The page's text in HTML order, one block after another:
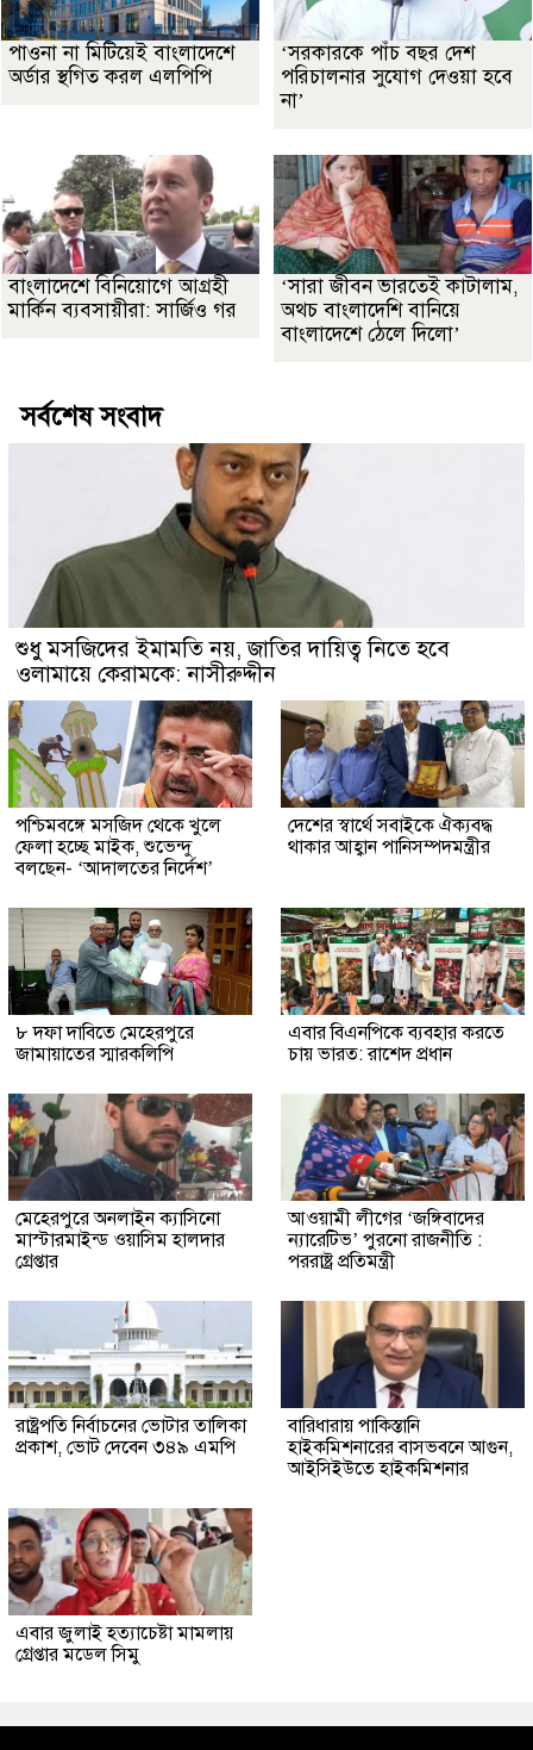
পাওনা না মিটিয়েই বাংলাদেশে
অর্ডার স্থগিত করল এলপিপি
‘সরকারকে পাঁচ বছর দেশ
পরিচালনার সুযোগ দেওয়া হবে
না’
বাংলাদেশে বিনিয়োগে আগ্রহী
মার্কিন ব্যবসায়ীরা: সার্জিও গর
‘সারা জীবন ভারতেই কাটালাম,
অথচ বাংলাদেশি বানিয়ে
বাংলাদেশে ঠেলে দিলো’
সর্বশেষ সংবাদ
শুধু মসজিদের ইমামতি নয়, জাতির দায়িত্ব নিতে হবে
ওলামায়ে কেরামকে: নাসীরুদ্দীন
পশ্চিমবঙ্গে মসজিদ থেকে খুলে
ফেলা হচ্ছে মাইক, শুভেন্দু
বলছেন- ‘আদালতের নির্দেশ’
দেশের স্বার্থে সবাইকে ঐক্যবদ্ধ
থাকার আহ্বান পানিসম্পদমন্ত্রীর
৮ দফা দাবিতে মেহেরপুরে
জামায়াতের স্মারকলিপি
এবার বিএনপিকে ব্যবহার করতে
চায় ভারত: রাশেদ প্রধান
মেহেরপুরে অনলাইন ক্যাসিনো
মাস্টারমাইন্ড ওয়াসিম হালদার
গ্রেপ্তার
আওয়ামী লীগের ‘জঙ্গিবাদের
ন্যারেটিভ’ পুরনো রাজনীতি :
পররাষ্ট্র প্রতিমন্ত্রী
রাষ্ট্রপতি নির্বাচনের ভোটার তালিকা
প্রকাশ, ভোট দেবেন ৩৪৯ এমপি
বারিধারায় পাকিস্তানি
হাইকমিশনারের বাসভবনে আগুন,
আইসিইউতে হাইকমিশনার
এবার জুলাই হত্যাচেষ্টা মামলায়
গ্রেপ্তার মডেল সিমু